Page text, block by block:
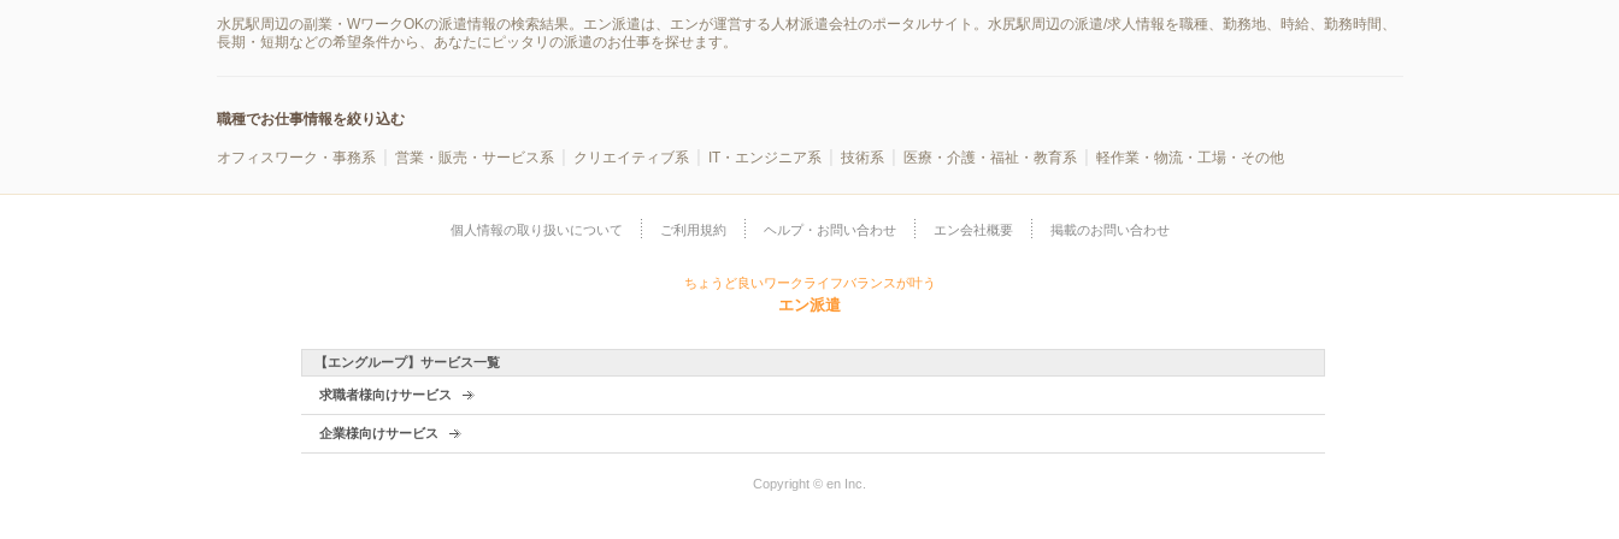
水尻駅周辺の副業・WワークOKの派遣情報の検索結果。エン派遣は、エンが運営する人材派遣会社のポータルサイト。水尻駅周辺の派遣/求人情報を職種、勤務地、時給、勤務時間、
長期・短期などの希望条件から、あなたにピッタリの派遣のお仕事を探せます。
職種でお仕事情報を絞り込む
オフィスワーク・事務系 営業・販売・サービス系 クリエイティブ系 IT・エンジニア系 技術系 医療・介護・福祉・教育系 軽作業・物流・工場・その他
個人情報の取り扱いについて ご利用規約 ヘルプ・お問い合わせ エン会社概要 掲載のお問い合わせ
ちょうど良いワークライフバランスが叶う
エン派遣
【エングループ】サービス一覧
求職者様向けサービス
企業様向けサービス
Copyright © en Inc.